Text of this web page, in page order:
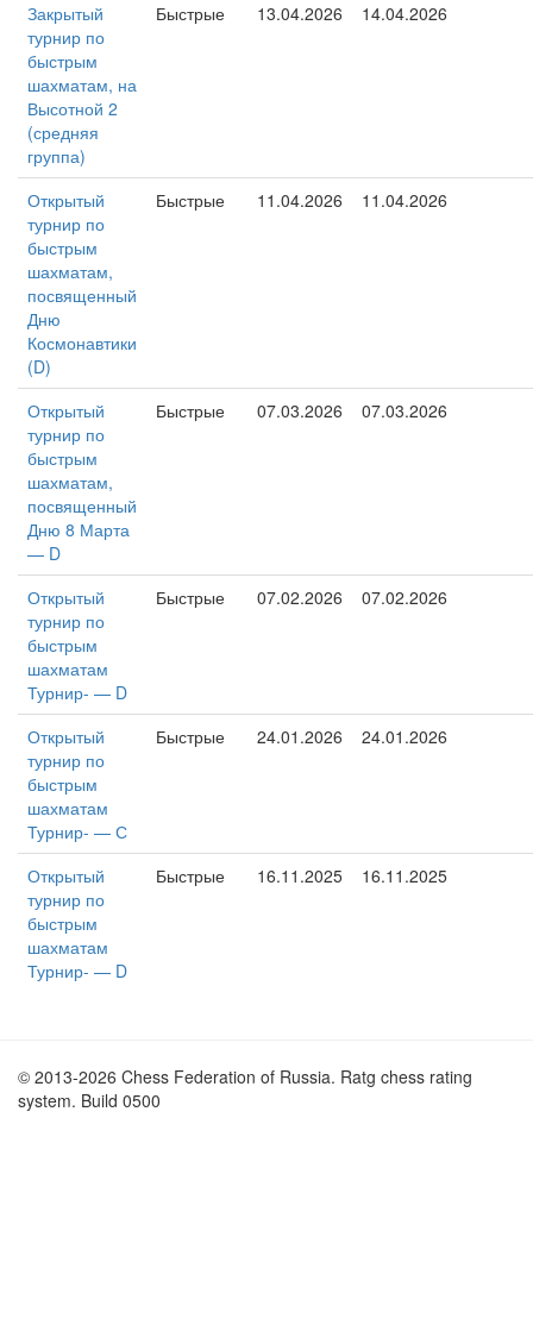
Закрытый
турнир по
быстрым
шахматам, на
Высотной 2
(средняя
группа)
Быстрые 13.04.2026 14.04.2026
Открытый
турнир по
быстрым
шахматам,
посвященный
Дню
Космонавтики
(D)
Быстрые 11.04.2026 11.04.2026
Открытый
турнир по
быстрым
шахматам,
посвященный
Дню 8 Марта
— D
Быстрые 07.03.2026 07.03.2026
Открытый
турнир по
быстрым
шахматам
Турнир- — D
Быстрые 07.02.2026 07.02.2026
Открытый
турнир по
быстрым
шахматам
Турнир- — С
Быстрые 24.01.2026 24.01.2026
Открытый
турнир по
быстрым
шахматам
Турнир- — D
Быстрые 16.11.2025 16.11.2025
© 2013-2026 Chess Federation of Russia. Ratg chess rating
system. Build 0500